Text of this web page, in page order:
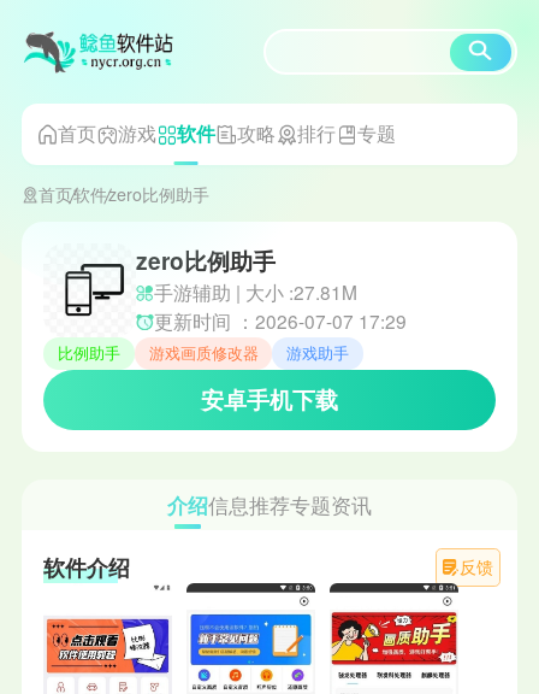
首页 游戏 软件 攻略 排行 专题
首页软件zero比例助手
zero比例助手
手游辅助 | 大小 :27.81M
更新时间 ：2026-07-07 17:29
比例助手 游戏画质修改器 游戏助手
安卓手机下载
介绍信息推荐专题资讯
反馈
软件介绍